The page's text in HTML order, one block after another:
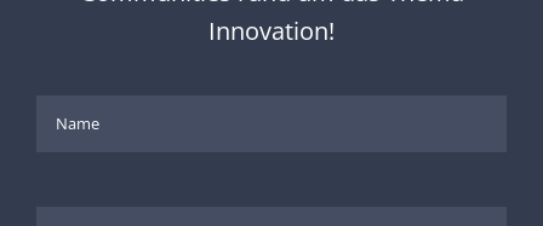
Innovation!